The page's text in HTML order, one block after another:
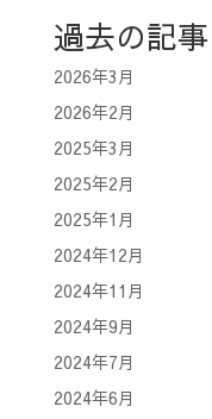
過去の記事
2026年3月
2026年2月
2025年3月
2025年2月
2025年1月
2024年12月
2024年11月
2024年9月
2024年7月
2024年6月